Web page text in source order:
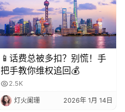
📱话费总被多扣？别慌！手
把手教你维权追回💰
2.5K
灯火阑珊 2026年 1月 14日